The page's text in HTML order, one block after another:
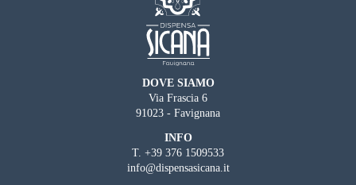
DOVE SIAMO
Via Frascia 6
91023 - Favignana
INFO
T. +39 376 1509533
info@dispensasicana.it